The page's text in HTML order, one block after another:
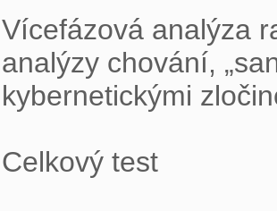
Vícefázová analýza
analýzy chování,
kybernetickými
Celkový test